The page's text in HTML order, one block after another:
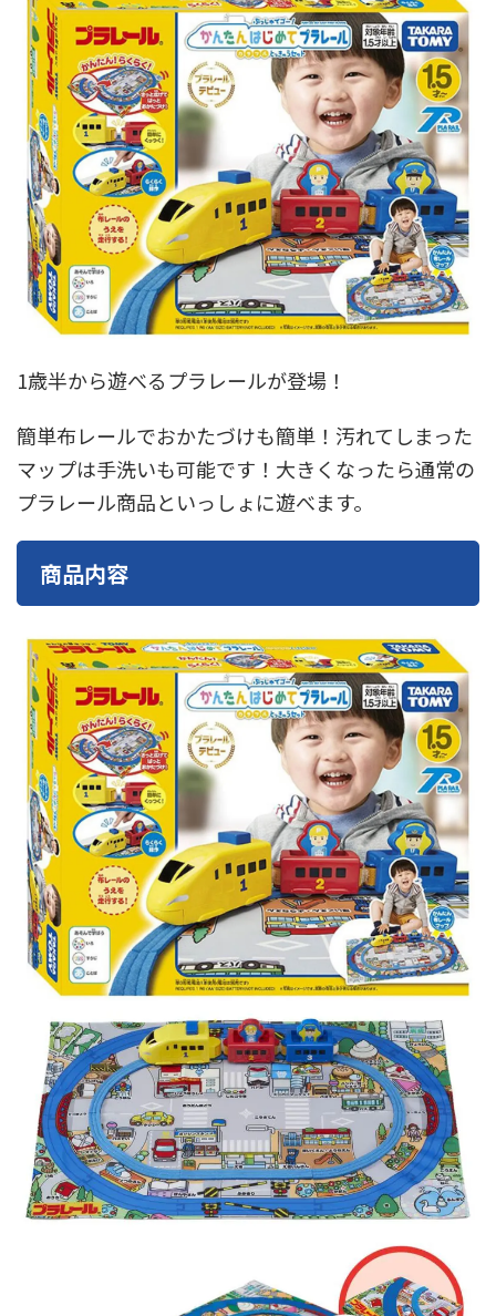
テコロシリーズ・はじめてのプラレール ハッピーセット
プラレール博 in TOKYO
ベーシックセット・車両レールセット レールと情景
レールセット 京急電鉄 京成電鉄グループ 京阪電車
伊豆急行 国鉄 大阪メトロ 富士急行
小田急電鉄 新幹線 東京メトロ 東京都交通局
東急電鉄 東武鉄道 楽しい列車シリーズ 比叡電車
蒸気機関車 西武鉄道
1歳半から遊べるプラレールが登場！
簡単布レールでおかたづけも簡単！汚れてしまった
マップは手洗いも可能です！大きくなったら通常の
プラレール商品といっしょに遊べます。
商品内容